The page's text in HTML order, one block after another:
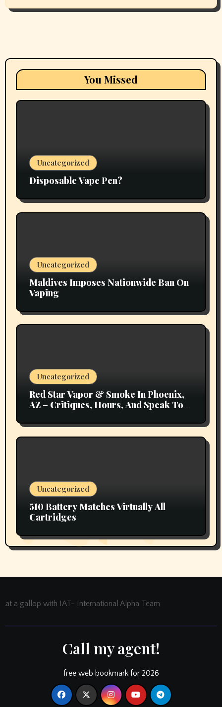
You Missed
Uncategorized
Disposable Vape Pen?
Uncategorized
Maldives Imposes Nationwide Ban On
Vaping
Uncategorized
Red Star Vapor & Smoke In Phoenix,
AZ – Critiques, Hours, And Speak To
Uncategorized
510 Battery Matches Virtually All
Cartridges
at a gallop with IAT- International Alpha Team
Call my agent!
free web bookmark for 2026